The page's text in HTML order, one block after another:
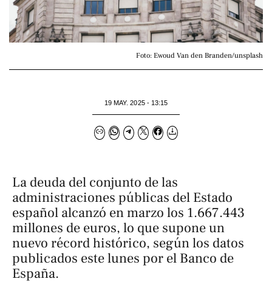
Foto: Ewoud Van den Branden/unsplash
19 MAY. 2025 - 13:15
La deuda del conjunto de las
administraciones públicas del Estado
español alcanzó en marzo los 1.667.443
millones de euros, lo que supone un
nuevo récord histórico, según los datos
publicados este lunes por el Banco de
España.